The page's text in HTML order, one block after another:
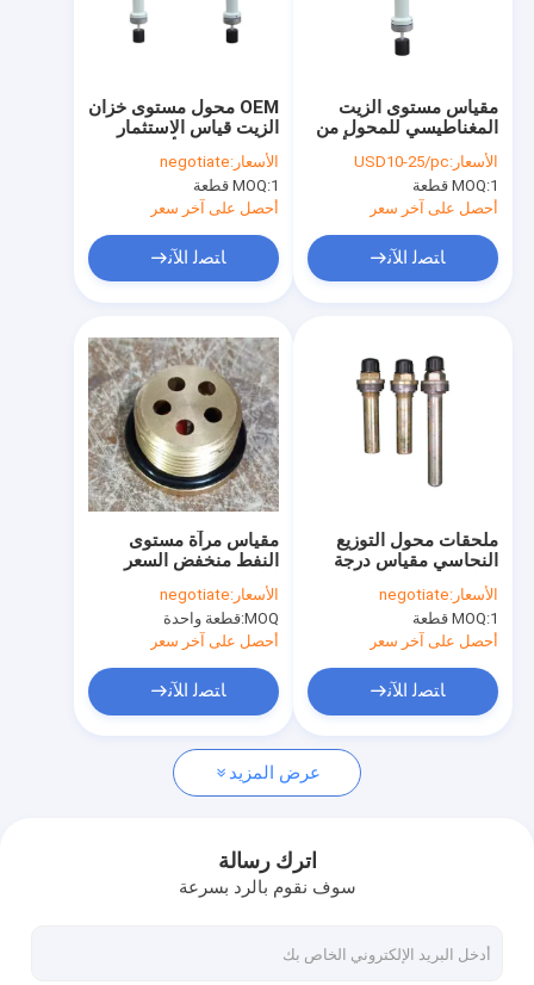
منتجات
معلومات عنا
جولة في المعمل
اتصل بنا
أخبار
حالات
البطانات محول الطاقة
تنفس يُجفّف نفسه
محولات HV
OEM محول مستوى خزان
الزيت قياس الاستثمار
صب سبائك الألومنيوم
الأسعار:negotiate
MOQ:1 قطعة
أحصل على آخر سعر
ﺎﺘﺼﻟ ﺍﻶﻧ
مقياس مستوى الزيت
المغناطيسي للمحول من
الفولاذ المقاوم للصدأ مع
خزان التمدد
الأسعار:USD10-25/pc
MOQ:1 قطعة
أحصل على آخر سعر
ﺎﺘﺼﻟ ﺍﻶﻧ
مقياس مرآة مستوى
النفط منخفض السعر
لمكونات المحول
المغمورة بالزيت
الأسعار:negotiate
MOQ: قطعة واحدة
أحصل على آخر سعر
ﺎﺘﺼﻟ ﺍﻶﻧ
ملحقات محول التوزيع
النحاسي مقياس درجة
حرارة المحولات اليدوية
الأسعار:negotiate
MOQ:1 قطعة
أحصل على آخر سعر
ﺎﺘﺼﻟ ﺍﻶﻧ
عرض المزيد
اترك رسالة
سوف نقوم بالرد بسرعة